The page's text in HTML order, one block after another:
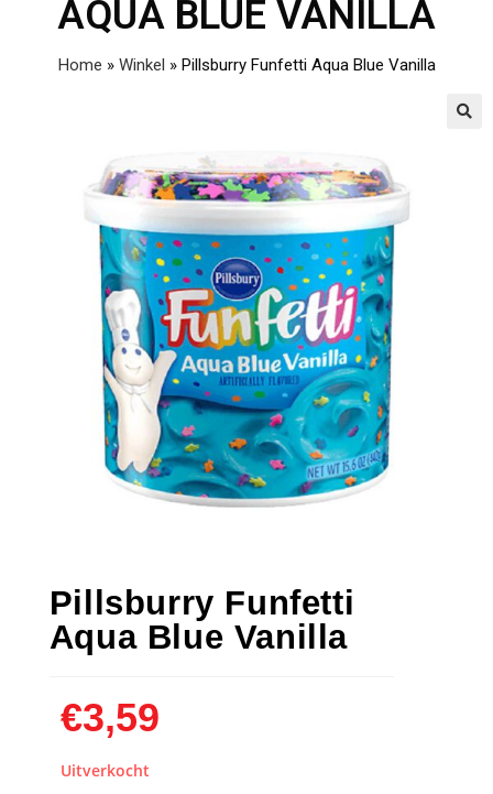
AQUA BLUE VANILLA
Home » Winkel » Pillsburry Funfetti Aqua Blue Vanilla
Pillsburry Funfetti
Aqua Blue Vanilla
€3,59
Uitverkocht